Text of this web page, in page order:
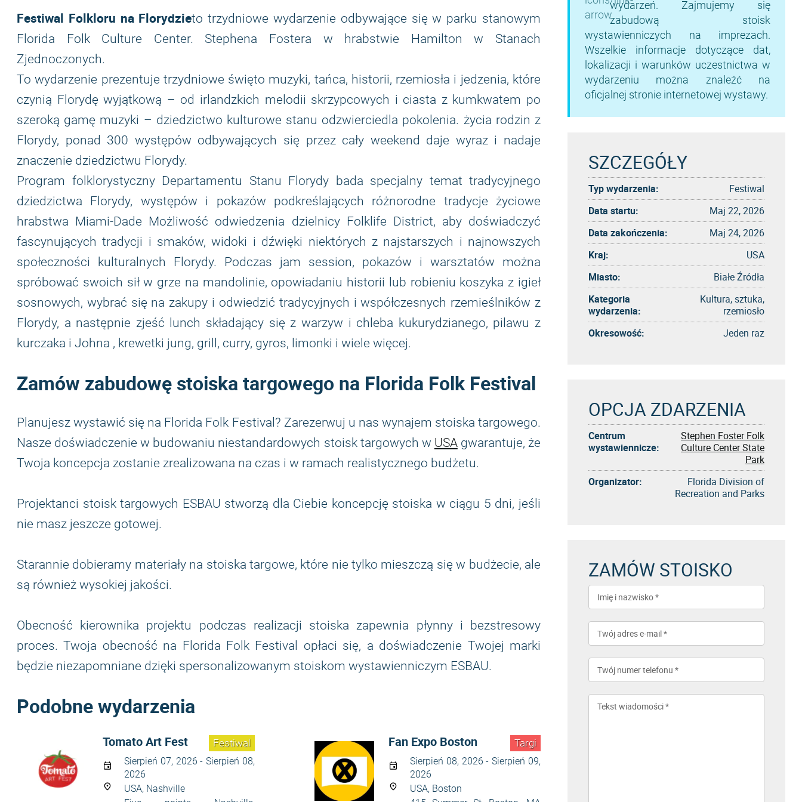
Festiwal Folkloru na Florydzieto trzydniowe wydarzenie odbywające się w parku stanowym
Florida Folk Culture Center. Stephena Fostera w hrabstwie Hamilton w Stanach
Zjednoczonych.
To wydarzenie prezentuje trzydniowe święto muzyki, tańca, historii, rzemiosła i jedzenia, które
czynią Florydę wyjątkową – od irlandzkich melodii skrzypcowych i ciasta z kumkwatem po
szeroką gamę muzyki – dziedzictwo kulturowe stanu odzwierciedla pokolenia. życia rodzin z
Florydy, ponad 300 występów odbywających się przez cały weekend daje wyraz i nadaje
znaczenie dziedzictwu Florydy.
Program folklorystyczny Departamentu Stanu Florydy bada specjalny temat tradycyjnego
dziedzictwa Florydy, występów i pokazów podkreślających różnorodne tradycje życiowe
hrabstwa Miami-Dade Możliwość odwiedzenia dzielnicy Folklife District, aby doświadczyć
fascynujących tradycji i smaków, widoki i dźwięki niektórych z najstarszych i najnowszych
społeczności kulturalnych Florydy. Podczas jam session, pokazów i warsztatów można
spróbować swoich sił w grze na mandolinie, opowiadaniu historii lub robieniu koszyka z igieł
sosnowych, wybrać się na zakupy i odwiedzić tradycyjnych i współczesnych rzemieślników z
Florydy, a następnie zjeść lunch składający się z warzyw i chleba kukurydzianego, pilawu z
kurczaka i Johna , krewetki jung, grill, curry, gyros, limonki i wiele więcej.
Zamów zabudowę stoiska targowego na Florida Folk Festival
Planujesz wystawić się na Florida Folk Festival? Zarezerwuj u nas wynajem stoiska targowego.
Nasze doświadczenie w budowaniu niestandardowych stoisk targowych w USAgwarantuje, że
Twoja koncepcja zostanie zrealizowana na czas i w ramach realistycznego budżetu.
Projektanci stoisk targowych ESBAU stworzą dla Ciebie koncepcję stoiska w ciągu 5 dni, jeśli
nie masz jeszcze gotowej.
Starannie dobieramy materiały na stoiska targowe, które nie tylko mieszczą się w budżecie, ale
są również wysokiej jakości.
Obecność kierownika projektu podczas realizacji stoiska zapewnia płynny i bezstresowy
proces. Twoja obecność na Florida Folk Festival opłaci się, a doświadczenie Twojej marki
będzie niezapomniane dzięki spersonalizowanym stoiskom wystawienniczym ESBAU.
Podobne wydarzenia
Festiwal
Tomato Art Fest
Sierpień 07, 2026 - Sierpień 08,
2026
USA, Nashville
Targi
Fan Expo Boston
Sierpień 08, 2026 - Sierpień 09,
2026
USA, Boston
wydarzeń. Zajmujemy się
zabudową stoisk
wystawienniczych na imprezach.
Wszelkie informacje dotyczące dat,
lokalizacji i warunków uczestnictwa w
wydarzeniu można znaleźć na
oficjalnej stronie internetowej wystawy.
SZCZEGÓŁY
Typ wydarzenia:
Festiwal
Data startu:
Maj 22, 2026
Data zakończenia:
Maj 24, 2026
Kraj:
USA
Miasto:
Białe Źródła
Kategoria
wydarzenia:
Kultura, sztuka,
rzemiosło
Okresowość:
Jeden raz
OPCJA ZDARZENIA
Centrum
wystawiennicze:
Stephen Foster Folk
Culture Center State
Park
Organizator:
Florida Division of
Recreation and Parks
ZAMÓW STOISKO